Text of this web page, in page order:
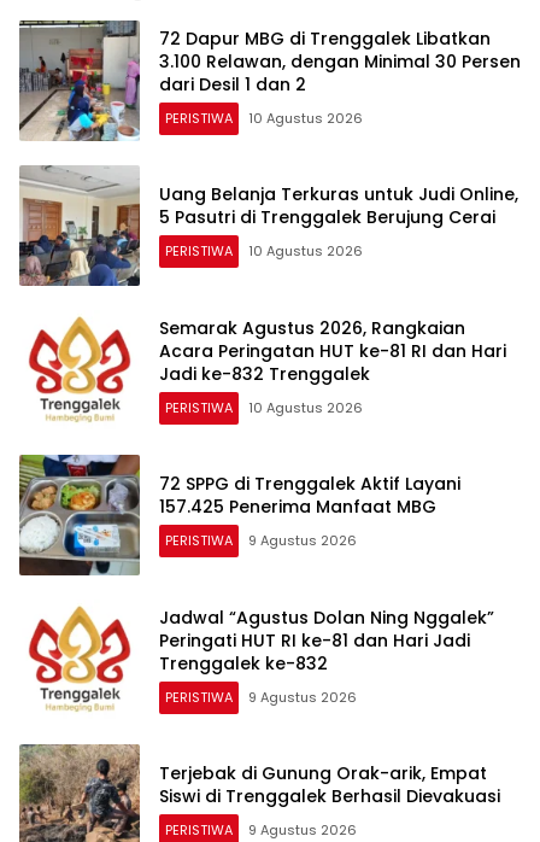
72 Dapur MBG di Trenggalek Libatkan
3.100 Relawan, dengan Minimal 30 Persen
dari Desil 1 dan 2
PERISTIWA 10 Agustus 2026
Uang Belanja Terkuras untuk Judi Online,
5 Pasutri di Trenggalek Berujung Cerai
PERISTIWA 10 Agustus 2026
Semarak Agustus 2026, Rangkaian
Acara Peringatan HUT ke-81 RI dan Hari
Jadi ke-832 Trenggalek
PERISTIWA 10 Agustus 2026
72 SPPG di Trenggalek Aktif Layani
157.425 Penerima Manfaat MBG
PERISTIWA 9 Agustus 2026
Jadwal “Agustus Dolan Ning Nggalek”
Peringati HUT RI ke-81 dan Hari Jadi
Trenggalek ke-832
PERISTIWA 9 Agustus 2026
Terjebak di Gunung Orak-arik, Empat
Siswi di Trenggalek Berhasil Dievakuasi
PERISTIWA 9 Agustus 2026